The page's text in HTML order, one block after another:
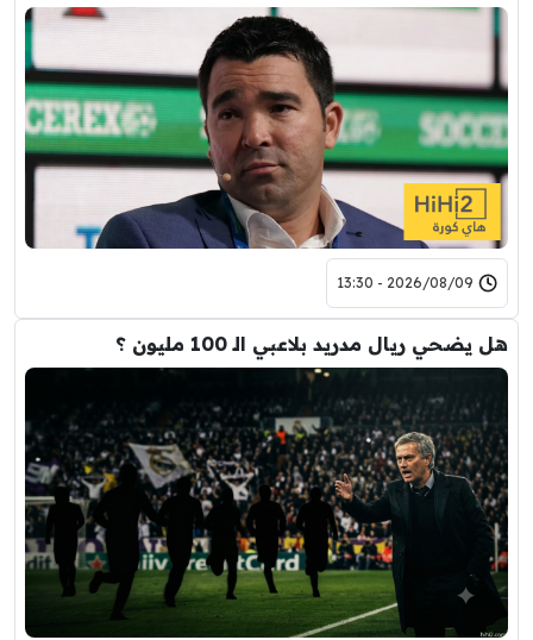
2026/08/09 - 13:30
هل يضحي ريال مدريد بلاعبي الـ 100 مليون ؟